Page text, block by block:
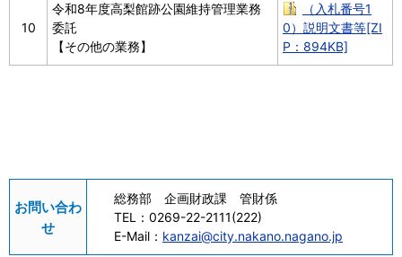
10
令和8年度高梨館跡公園維持管理業務
委託
【その他の業務】
（入札番号1
0）説明文書等[ZI
P：894KB]
お問い合わ
せ
総務部 企画財政課 管財係
TEL： 0269-22-2111(222)
E-Mail： kanzai@city.nakano.nagano.jp